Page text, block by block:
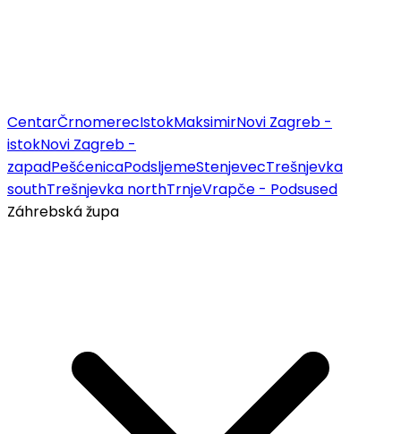
CentarČrnomerecIstokMaksimirNovi Zagreb -
istokNovi Zagreb -
zapadPešćenicaPodsljemeStenjevecTrešnjevka
southTrešnjevka northTrnjeVrapče - Podsused
Záhrebská župa